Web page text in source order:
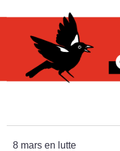
8 mars en lutte